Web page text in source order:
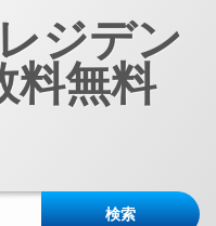
ジデン
料無料